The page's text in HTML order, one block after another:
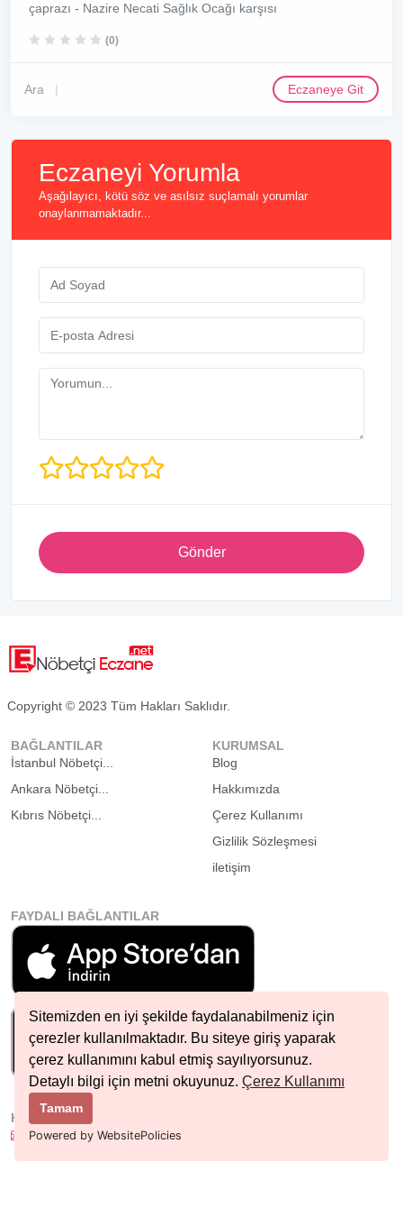
Sitemizden en iyi şekilde faydalanabilmeniz için
çerezler kullanılmaktadır. Bu siteye giriş yaparak
çerez kullanımını kabul etmiş sayılıyorsunuz.
Detaylı bilgi için metni okuyunuz. Çerez Kullanımı
Tamam
Powered by WebsitePolicies
çaprazı - Nazire Necati Sağlık Ocağı karşısı
(0)
Ara Eczaneye Git
Eczaneyi Yorumla
Aşağılayıcı, kötü söz ve asılsız suçlamalı yorumlar
onaylanmamaktadır...
Gönder
Copyright © 2023 Tüm Hakları Saklıdır.
BAĞLANTILAR
İstanbul Nöbetçi...
Ankara Nöbetçi...
Kıbrıs Nöbetçi...
KURUMSAL
Blog
Hakkımızda
Çerez Kullanımı
Gizlilik Sözleşmesi
iletişim
FAYDALI BAĞLANTILAR
HIZLI İLETIŞIM
info@nobetcieczane.net